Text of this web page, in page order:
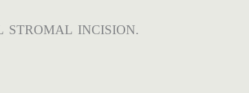
STROMAL INCISION.